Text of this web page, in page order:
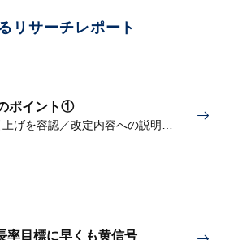
リサーチレポート
ポイント①
高市政権はより緩慢な引上げを容認／改定内容への説明責任が焦点
率目標に早くも黄信号